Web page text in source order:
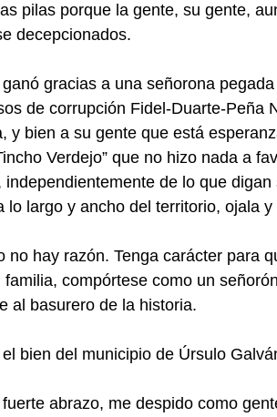
pilas porque la gente, su gente,
decepcionados.
gracias a una señorona
de corrupción Fidel-Duarte-Peña
y bien a su gente que está
Verdejo” que no hizo nada a
de lo que
lo largo y ancho del territorio, ojala
no hay razón. Tenga carácter para
compórtese como un
al basurero de la historia.
bien del municipio de Úrsulo
abrazo, me despido como